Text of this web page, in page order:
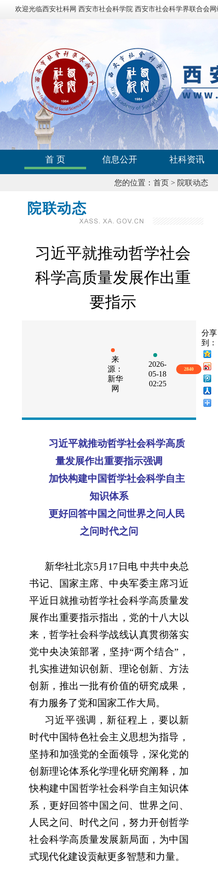
欢迎光临西安社科网 西安市社会科学院 西安市社会科学界联合会
首 页 信息公开 社科资讯
您的位置： 首页 > 院联动态
院联动态
习近平就推动哲学社会
科学高质量发展作出重
要指示
来
源：
新华
网
2026-
05-18
02:25
2840
分享
到：
习近平就推动哲学社会科学高质
量发展作出重要指示强调
加快构建中国哲学社会科学自主
知识体系
更好回答中国之问世界之问人民
之问时代之问
新华社北京5月17日电 中共中央总
书记、国家主席、中央军委主席习近
平近日就推动哲学社会科学高质量发
展作出重要指示指出，党的十八大以
来，哲学社会科学战线认真贯彻落实
党中央决策部署，坚持“两个结合”，
扎实推进知识创新、理论创新、方法
创新，推出一批有价值的研究成果，
有力服务了党和国家工作大局。
习近平强调，新征程上，要以新
时代中国特色社会主义思想为指导，
坚持和加强党的全面领导，深化党的
创新理论体系化学理化研究阐释，加
快构建中国哲学社会科学自主知识体
系，更好回答中国之问、世界之问、
人民之问、时代之问，努力开创哲学
社会科学高质量发展新局面，为中国
式现代化建设贡献更多智慧和力量。